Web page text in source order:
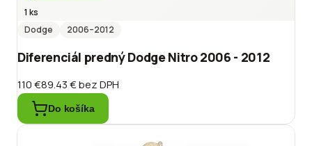
1 ks
Dodge
2006–2012
Diferenciál predný Dodge Nitro 2006 - 2012
110 €89.43 €bez DPH
Do košíka